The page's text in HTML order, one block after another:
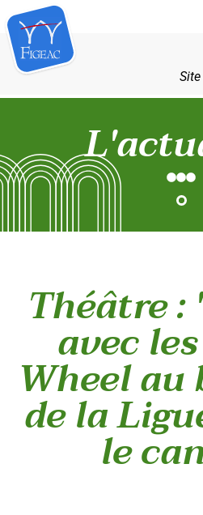
Théâtre :
avec
Wheel au
de la
le